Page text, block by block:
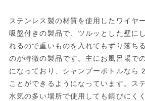
ステンレス製の材質を使用したワイヤ
吸盤付きの製品で、ツルッとした壁に
れるので重いものを入れてもずり落ち
のが特徴の製品です。主にお風呂場で
になっており、シャンプーボトルなら
ことができるようになっています。ス
水気の多い場所で使用しても錆びにく